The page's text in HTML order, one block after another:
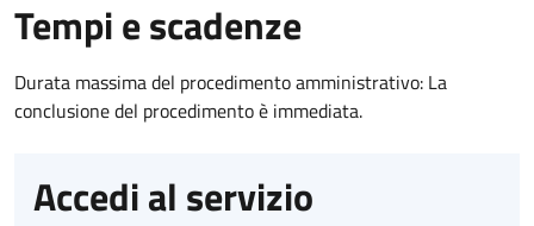
Tempi e scadenze
Durata massima del procedimento amministrativo: La
conclusione del procedimento è immediata.
Accedi al servizio